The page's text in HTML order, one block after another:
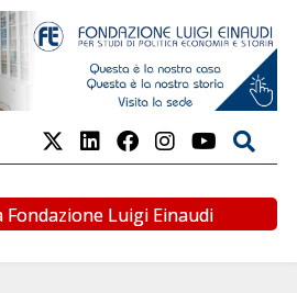
Fondazione Luigi Einaudi